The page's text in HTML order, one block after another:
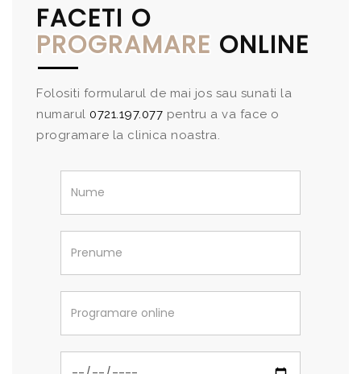
FACETI O
PROGRAMARE ONLINE
Folositi formularul de mai jos sau sunati la
numarul 0721.197.077 pentru a va face o
programare la clinica noastra.